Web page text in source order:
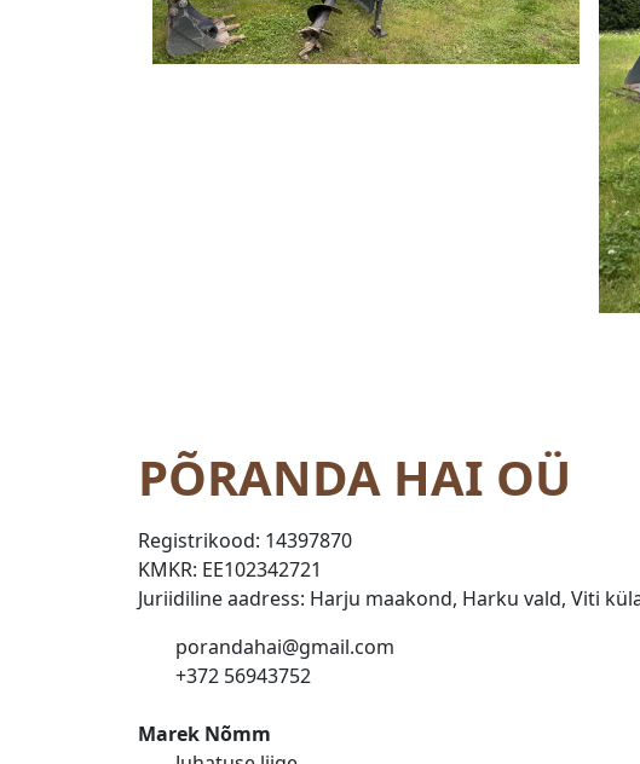
PÕRANDA HAI OÜ
Registrikood: 14397870
KMKR: EE102342721
Juriidiline aadress: Harju maakond, Harku vald, Viti
porandahai@gmail.com
+372 56943752
Marek Nõmm